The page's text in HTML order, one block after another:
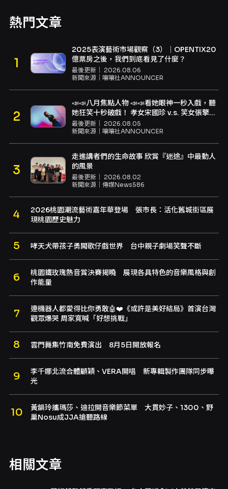
熱門文章
2025表演藝術市場觀察（3）｜OPENTIX20
億票房之後，我們到底看見了什麼？
最後更新｜ 2026.08.06
新聞來源｜ 嚷嚷社ANNOUNCER
📣📣八月焦點人物 📣📣看她眼神一秒入戲，聽
她狂笑十秒破戲！ 孝女宋國珍 v.s. 笑女張擎
佳：本是同根生，相約壓車別太急
最後更新｜ 2026.08.05
新聞來源｜ 嚷嚷社ANNOUNCER
走進講者們的生命故事 欣賞『迷途』中最動人
的風景
最後更新｜ 2026.08.02
新聞來源｜ 傳媒News586
2026桃園潮流藝術嘉年華登場 張市長：活化舊城街區展
現桃園歷史魅力
哮天犬帶孩子勇闖歌仔戲世界 台中親子劇場笑聲不斷
桃園鐵玫瑰熱音賞決賽揭曉 展現各具特色的音樂風格與創
作能量
連機器人都愛得比你勇敢🤖❤️《或許是美好結局》首演台灣
觀眾爆哭 周家寬喊「好想挑戰」
雲門舞集竹南免費演出 8月5日開放報名
李千娜北流合體顧穎、VERA開唱 新專輯製作團隊同步曝
光
黃韻玲攜瑪莎、迪拉開音樂節菜單 大貫妙子、1300、野
巢Nosu成JJA搶聽路線
相關文章